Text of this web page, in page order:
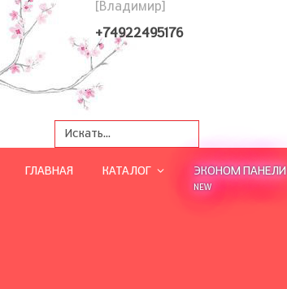
[Владимир]
+74922495176
ГЛАВНАЯ КАТАЛОГ ЭКОНОМ ПАНЕЛИ
NEW